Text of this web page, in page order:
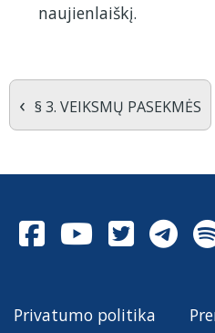
naujienlaiškį.
‹ § 3. VEIKSMŲ PASEKMĖS
Privatumo politika